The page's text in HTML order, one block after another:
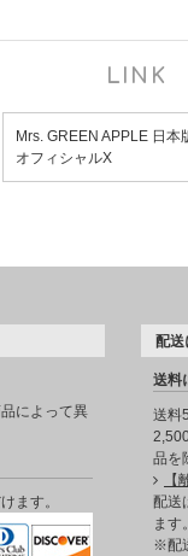
LINK
Mrs. GREEN APPLE 日本
オフィシャルX
によって異
ます。
配送
送料
送料
品を
配送
ます。
※配